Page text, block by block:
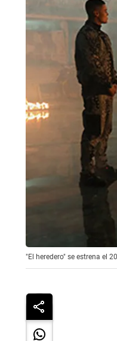
"El heredero" se estrena el